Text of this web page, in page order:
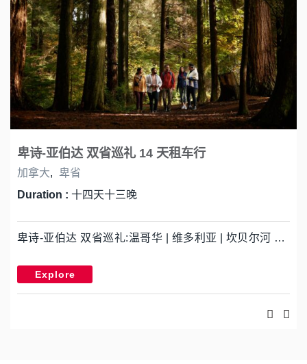
卑诗-亚伯达 双省巡礼 14 天租车行
加拿大,
卑省
Duration : 十四天十三晚
卑诗-亚伯达 双省巡礼:温哥华 | 维多利亚 | 坎贝尔河 …
Explore